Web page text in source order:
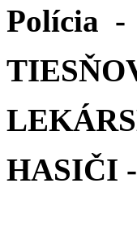
Polícia -
HASIČI